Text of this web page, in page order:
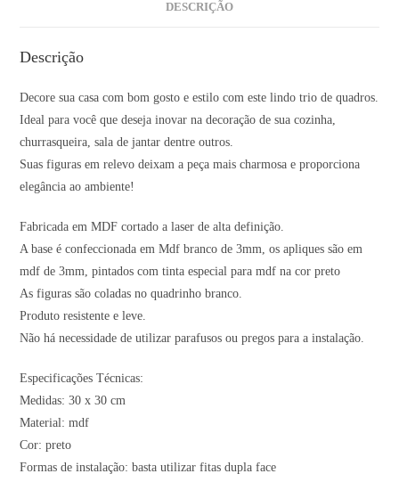
DESCRIÇÃO
Descrição
Decore sua casa com bom gosto e estilo com este lindo trio de quadros.
Ideal para você que deseja inovar na decoração de sua cozinha,
churrasqueira, sala de jantar dentre outros.
Suas figuras em relevo deixam a peça mais charmosa e proporciona
elegância ao ambiente!
Fabricada em MDF cortado a laser de alta definição.
A base é confeccionada em Mdf branco de 3mm, os apliques são em
mdf de 3mm, pintados com tinta especial para mdf na cor preto
As figuras são coladas no quadrinho branco.
Produto resistente e leve.
Não há necessidade de utilizar parafusos ou pregos para a instalação.
Especificações Técnicas:
Medidas: 30 x 30 cm
Material: mdf
Cor: preto
Formas de instalação: basta utilizar fitas dupla face